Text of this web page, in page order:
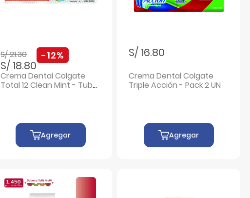
Precio rebajado de
S/ 21.30
S/ 18.80
-12%
Crema Dental Colgate
Total 12 Clean Mint - Tubo
Agregar
S/ 16.80
Crema Dental Colgate
Triple Acción - Pack 2 UN
Agregar